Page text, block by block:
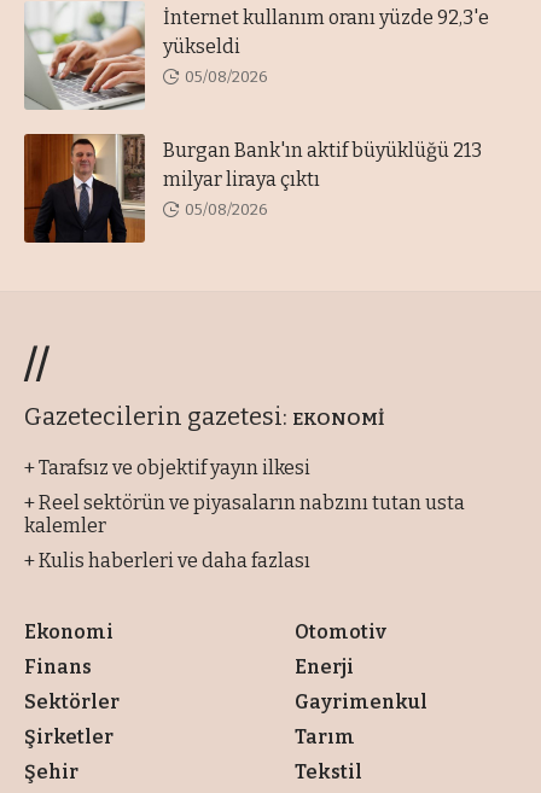
İnternet kullanım oranı yüzde 92,3'e
yükseldi
05/08/2026
Burgan Bank'ın aktif büyüklüğü 213
milyar liraya çıktı
05/08/2026
//
Gazetecilerin gazetesi: EKONOMİ
+ Tarafsız ve objektif yayın ilkesi
+ Reel sektörün ve piyasaların nabzını tutan usta
kalemler
+ Kulis haberleri ve daha fazlası
Ekonomi
Finans
Sektörler
Şirketler
Şehir
Otomotiv
Enerji
Gayrimenkul
Tarım
Tekstil